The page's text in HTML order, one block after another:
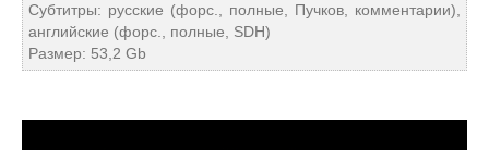
Субтитры: русские (форс., полные, Пучков, комментарии),
английские (форс., полные, SDH)
Размер: 53,2 Gb